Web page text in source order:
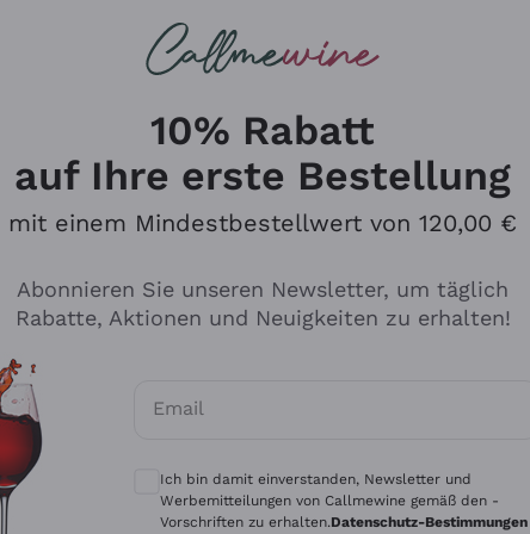
suchst
Tenuta San Leonardo
Alessandra Divella
Für
10% Rabatt
auf Ihre erste Bestellung
mit einem Mindestbestellwert von 120,00 €
Abonnieren Sie unseren Newsletter, um täglich
Rabatte, Aktionen und Neuigkeiten zu erhalten!
Email
Optionale Einwilligungen zum Erhalt von
Ich bin damit einverstanden, Newsletter und
Werbemitteilungen von Callmewine gemäß den -
Vorschriften zu erhalten.Datenschutz-Bestimmungen